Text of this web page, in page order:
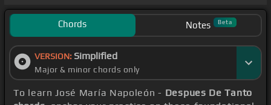
Chords Notes Beta
VERSION: Simplified
Major & minor chords only
To learn José María Napoleón - Despues De Tanto